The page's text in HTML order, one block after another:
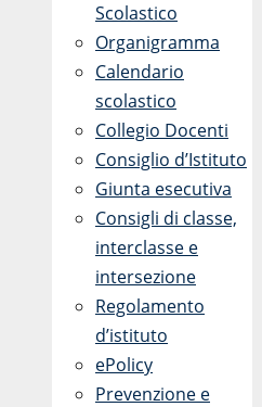
Scolastico
Organigramma
Calendario
scolastico
Collegio Docenti
Consiglio d’Istituto
Giunta esecutiva
Consigli di classe,
interclasse e
intersezione
Regolamento
d’istituto
ePolicy
Prevenzione e